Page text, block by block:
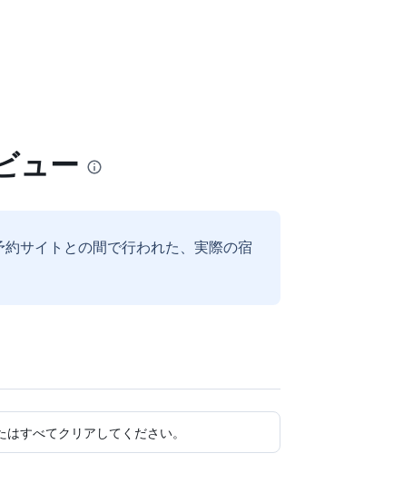
ュー
サイトとの間で行われた、実際の宿
すべてクリアしてください。